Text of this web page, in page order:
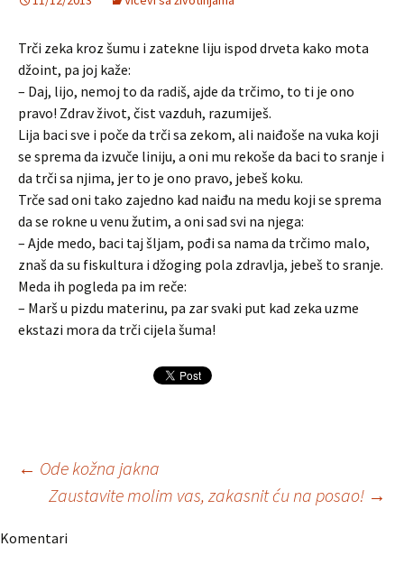
Trči zeka kroz šumu i zatekne liju ispod drveta kako mota
džoint, pa joj kaže:
– Daj, lijo, nemoj to da radiš, ajde da trčimo, to ti je ono
pravo! Zdrav život, čist vazduh, razumiješ.
Lija baci sve i poče da trči sa zekom, ali naiđoše na vuka koji
se sprema da izvuče liniju, a oni mu rekoše da baci to sranje i
da trči sa njima, jer to je ono pravo, jebeš koku.
Trče sad oni tako zajedno kad naiđu na medu koji se sprema
da se rokne u venu žutim, a oni sad svi na njega:
– Ajde medo, baci taj šljam, pođi sa nama da trčimo malo,
znaš da su fiskultura i džoging pola zdravlja, jebeš to sranje.
Meda ih pogleda pa im reče:
– Marš u pizdu materinu, pa zar svaki put kad zeka uzme
ekstazi mora da trči cijela šuma!
Navigacija
članaka
← Ode kožna jakna
Zaustavite molim vas, zakasnit ću na posao! →
Komentari